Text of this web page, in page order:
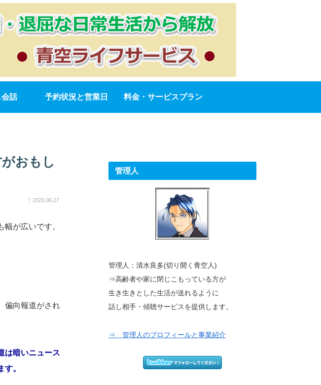
話 予約状況と営業日 料金・サービスプラン
おもし
2020.06.27
が広いです。
偏向報道がされ
は暗いニュース
。
管理人
管理人：清水良多(切り開く青空人)
⇒高齢者や家に閉じこもっている方が
生き生きとした生活が送れるように
話し相手・傾聴サービスを提供します。
⇒ 管理人のプロフィールと事業紹介